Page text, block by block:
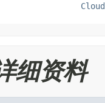
细资料